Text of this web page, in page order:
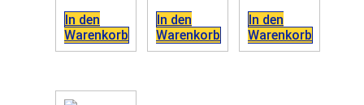
In den
Warenkorb
In den
Warenkorb
In den
Warenkorb